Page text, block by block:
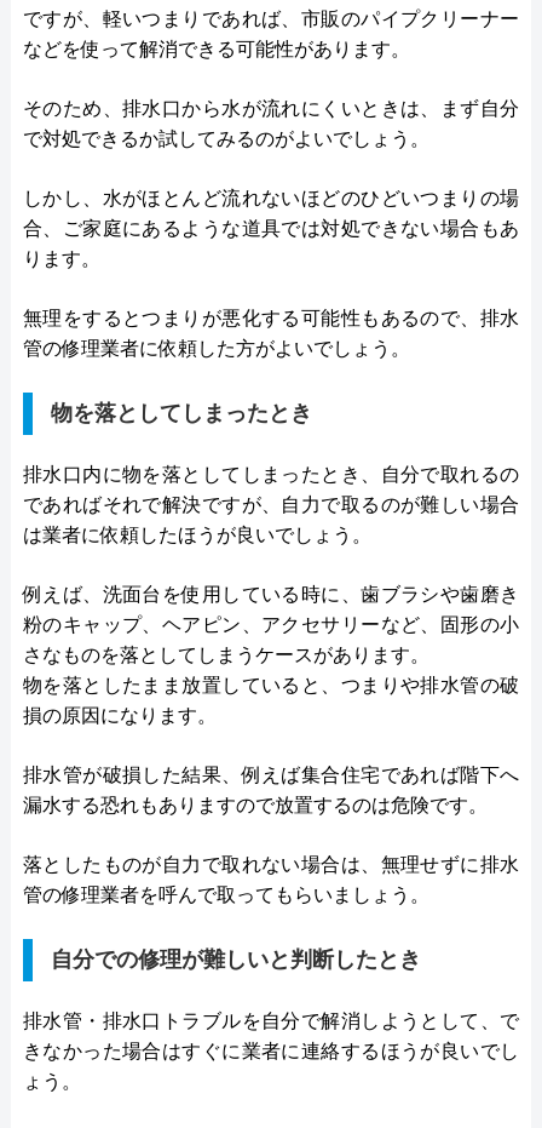
ですが、軽いつまりであれば、市販のパイプクリーナー
などを使って解消できる可能性があります。
そのため、排水口から水が流れにくいときは、まず自分
で対処できるか試してみるのがよいでしょう。
しかし、水がほとんど流れないほどのひどいつまりの場
合、ご家庭にあるような道具では対処できない場合もあ
ります。
無理をするとつまりが悪化する可能性もあるので、排水
管の修理業者に依頼した方がよいでしょう。
物を落としてしまったとき
排水口内に物を落としてしまったとき、自分で取れるの
であればそれで解決ですが、自力で取るのが難しい場合
は業者に依頼したほうが良いでしょう。
例えば、洗面台を使用している時に、歯ブラシや歯磨き
粉のキャップ、ヘアピン、アクセサリーなど、固形の小
さなものを落としてしまうケースがあります。
物を落としたまま放置していると、つまりや排水管の破
損の原因になります。
排水管が破損した結果、例えば集合住宅であれば階下へ
漏水する恐れもありますので放置するのは危険です。
落としたものが自力で取れない場合は、無理せずに排水
管の修理業者を呼んで取ってもらいましょう。
自分での修理が難しいと判断したとき
排水管・排水口トラブルを自分で解消しようとして、で
きなかった場合はすぐに業者に連絡するほうが良いでし
ょう。